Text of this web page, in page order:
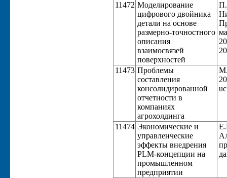
11472 Моделирование
цифрового двойника
детали на основе
размерно-точностного
описания
взаимосвязей
поверхностей
11473 Проблемы
составления
консолидированной
отчетности в
компаниях
агрохолдинга
11474 Экономические и
управленческие
эффекты внедрения
PLM-концепции на
промышленном
предприятии